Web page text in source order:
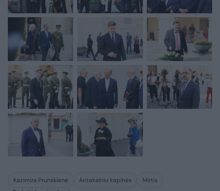
Kazimira Prunskienė Antakalnio kapinės
Mirtis